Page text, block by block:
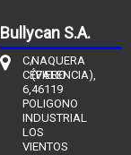
Bullycan S.A.
C/
CÉFIERO
6,
POLIGONO
INDUSTRIAL
LOS
VIENTOS
NAQUERA
(VALENCIA),
46119